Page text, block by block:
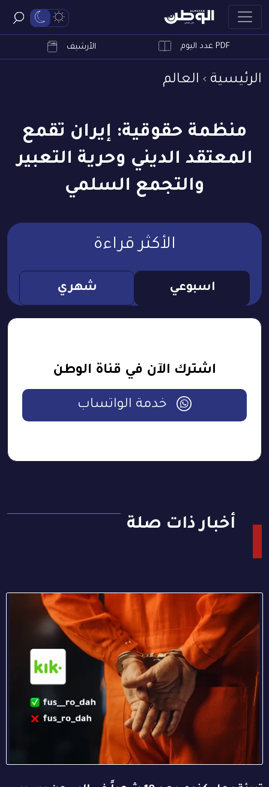
PDF عدد اليوم الأرشيف
الرئيسية العالم
منظمة حقوقية: إيران تقمع
المعتقد الديني وحرية التعبير
والتجمع السلمي
الأكثر قراءة
اسبوعي شهري
اشترك الآن في قناة الوطن
خدمة الواتساب
أخبار ذات صلة